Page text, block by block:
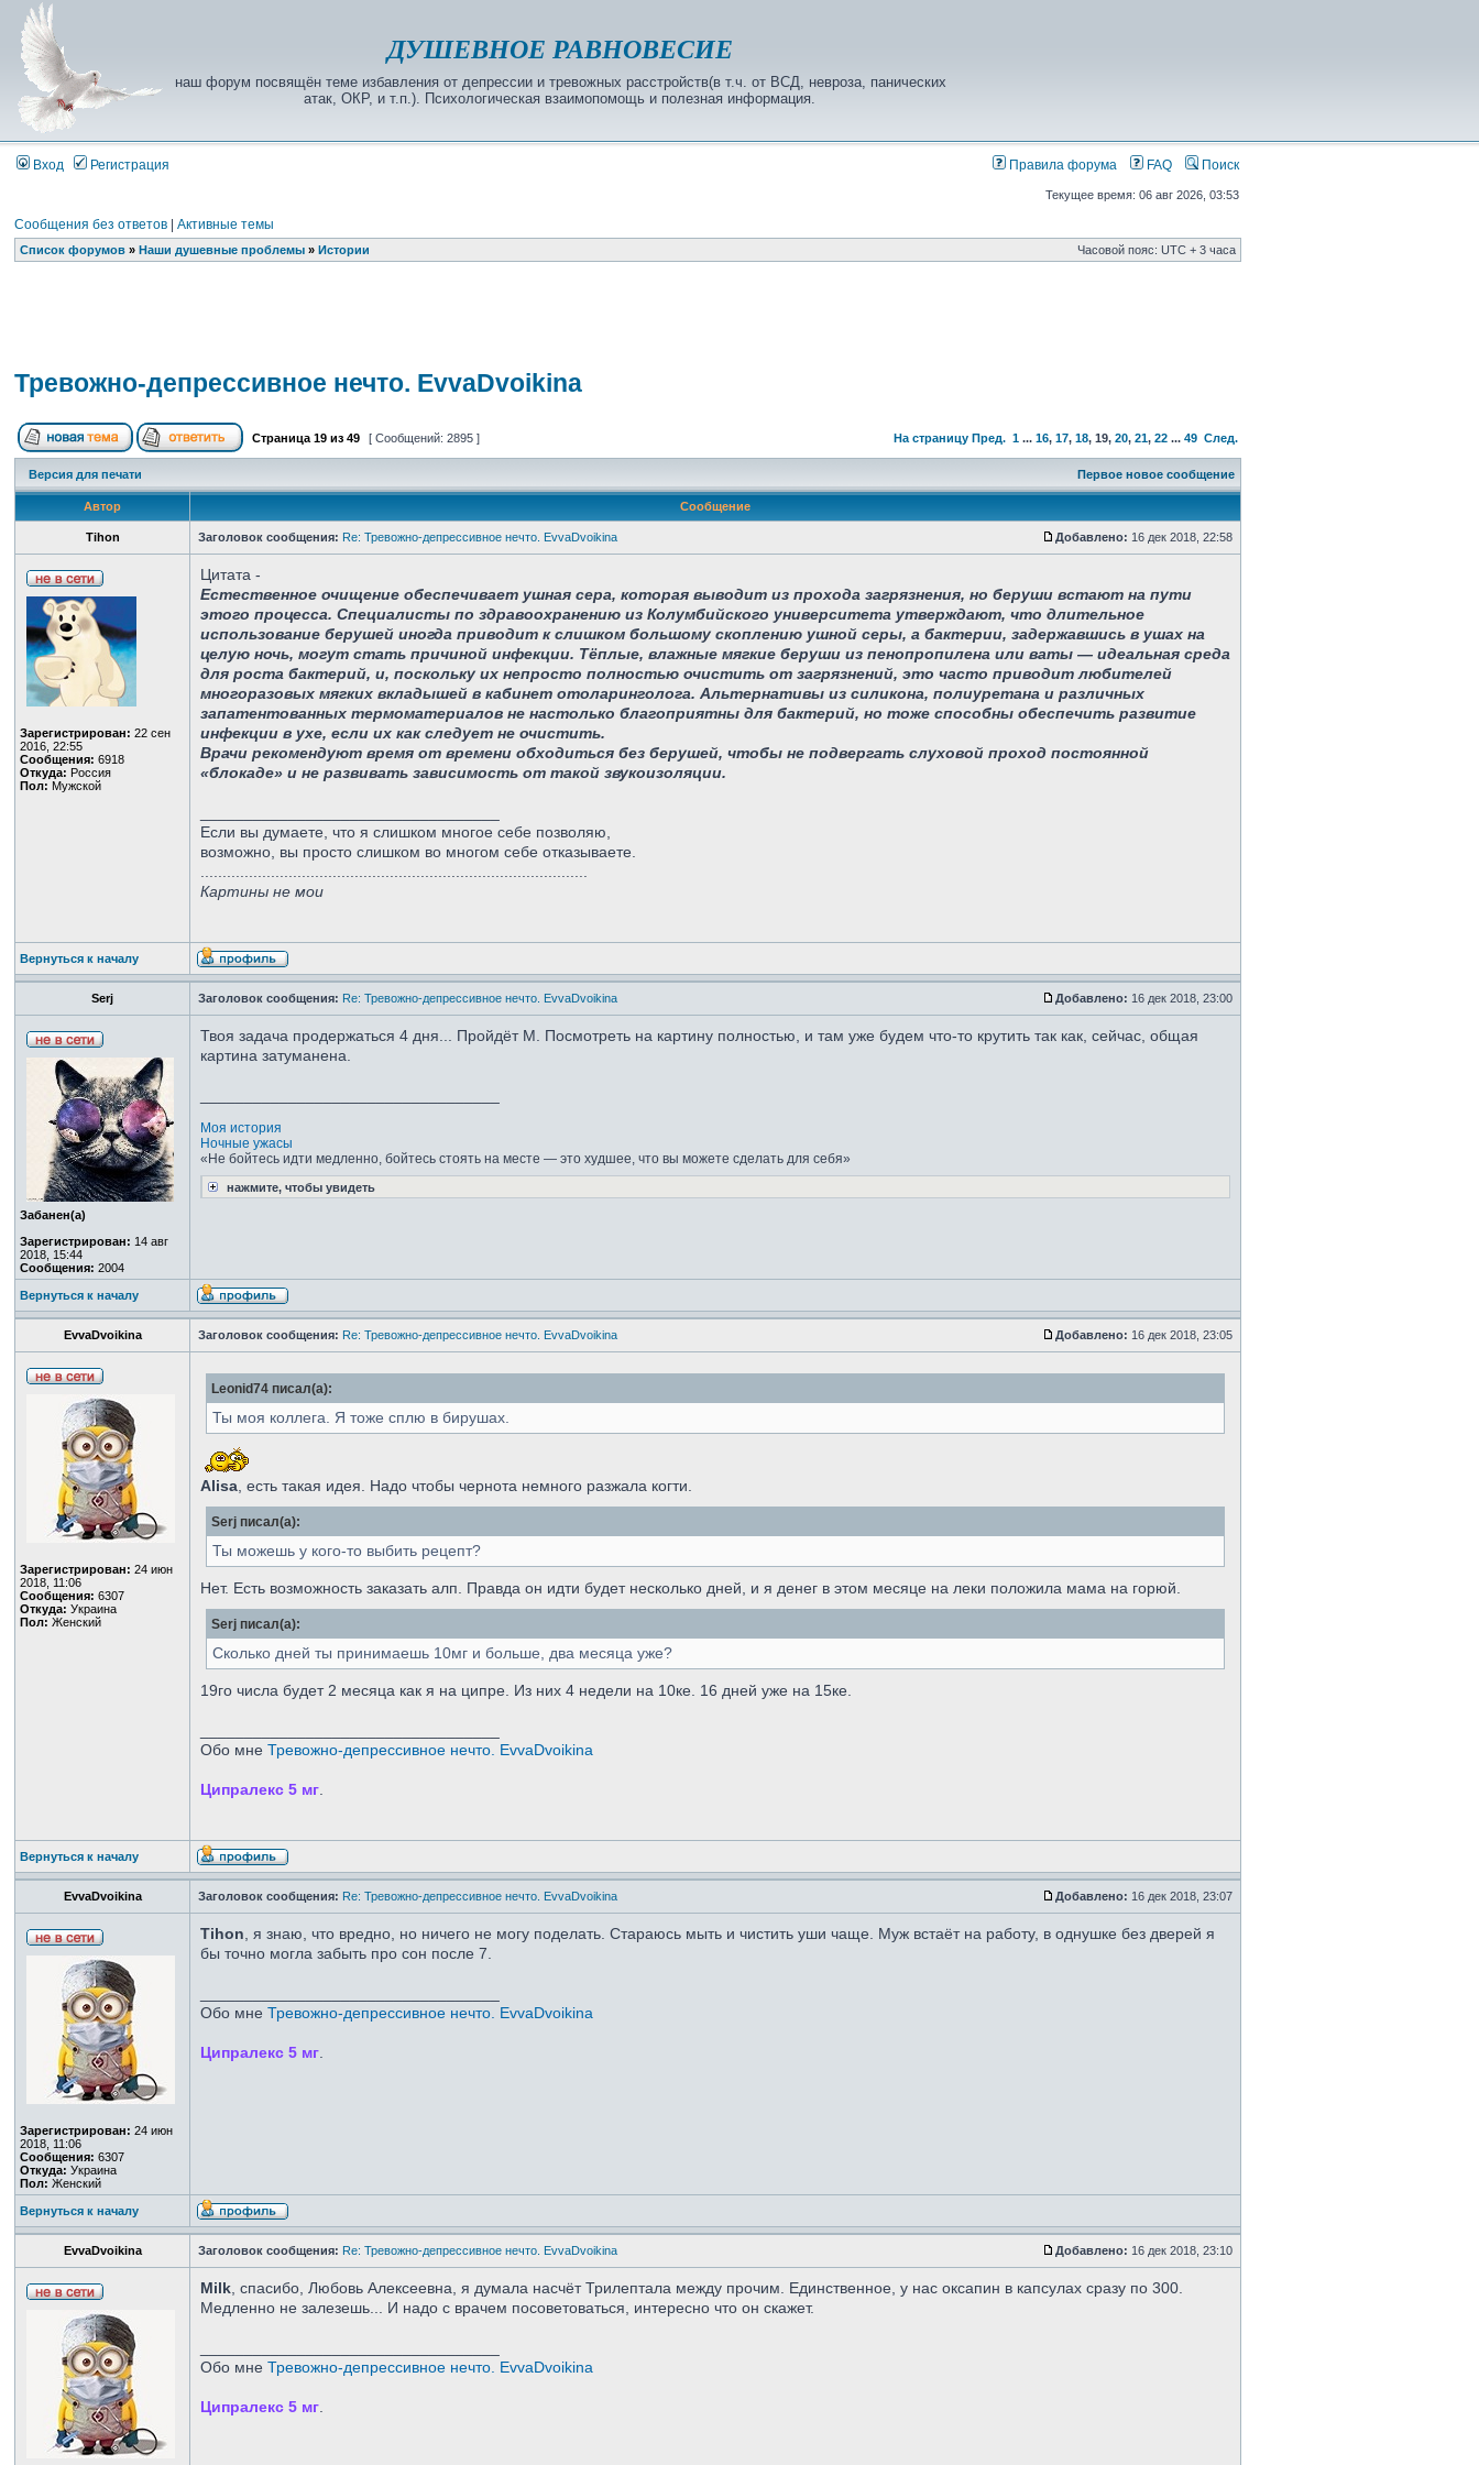
ДУШЕВНОЕ РАВНОВЕСИЕ
наш форум посвящён теме избавления от депрессии и тревожных расстройств(в т.ч. от ВСД, невроза, панических
атак, ОКР, и т.п.). Психологическая взаимопомощь и полезная информация.
Вход Регистрация Правила форума FAQ Поиск
Текущее время: 06 авг 2026, 03:53
Сообщения без ответов |Активные темы
Список форумов »Наши душевные проблемы »Истории Часовой пояс: UTC + 3 часа
Тревожно-депрессивное нечто. EvvaDvoikina
Страница19 из49 [ Сообщений: 2895 ] На страницу Пред. 1 ...16,17,18,19,20,21,22 ...49 След.
Версия для печати Первое новое сообщение
Автор Сообщение
Tihon Заголовок сообщения: Re: Тревожно-депрессивное нечто. EvvaDvoikina Добавлено: 16 дек 2018, 22:58
Зарегистрирован: 22 сен
2016, 22:55
Сообщения: 6918
Откуда: Россия
Пол: Мужской
Цитата -
Естественное очищение обеспечивает ушная сера, которая выводит из прохода загрязнения, но беруши встают на пути
этого процесса. Специалисты по здравоохранению из Колумбийского университета утверждают, что длительное
использование берушей иногда приводит к слишком большому скоплению ушной серы, а бактерии, задержавшись в ушах на
целую ночь, могут стать причиной инфекции. Тёплые, влажные мягкие беруши из пенопропилена или ваты — идеальная среда
для роста бактерий, и, поскольку их непросто полностью очистить от загрязнений, это часто приводит любителей
многоразовых мягких вкладышей в кабинет отоларинголога. Альтернативы из силикона, полиуретана и различных
запатентованных термоматериалов не настолько благоприятны для бактерий, но тоже способны обеспечить развитие
инфекции в ухе, если их как следует не очистить.
Врачи рекомендуют время от времени обходиться без берушей, чтобы не подвергать слуховой проход постоянной
«блокаде» и не развивать зависимость от такой звукоизоляции.
Если вы думаете, что я слишком многое себе позволяю,
возможно, вы просто слишком во многом себе отказываете.
Картины не мои
Вернуться к началу
Serj Заголовок сообщения: Re: Тревожно-депрессивное нечто. EvvaDvoikina Добавлено: 16 дек 2018, 23:00
Забанен(а)
Зарегистрирован: 14 авг
2018, 15:44
Сообщения: 2004
Твоя задача продержаться 4 дня... Пройдёт М. Посмотреть на картину полностью, и там уже будем что-то крутить так как, сейчас, общая
картина затуманена.
Моя история
Ночные ужасы
«Не бойтесь идти медленно, бойтесь стоять на месте — это худшее, что вы можете сделать для себя»
нажмите, чтобы увидеть
Вернуться к началу
EvvaDvoikina Заголовок сообщения: Re: Тревожно-депрессивное нечто. EvvaDvoikina Добавлено: 16 дек 2018, 23:05
Зарегистрирован: 24 июн
2018, 11:06
Сообщения: 6307
Откуда: Украина
Пол: Женский
Leonid74 писал(а):
Ты моя коллега. Я тоже сплю в бирушах.
Alisa , есть такая идея. Надо чтобы чернота немного разжала когти.
Serj писал(а):
Ты можешь у кого-то выбить рецепт?
Нет. Есть возможность заказать алп. Правда он идти будет несколько дней, и я денег в этом месяце на леки положила мама на горюй.
Serj писал(а):
Сколько дней ты принимаешь 10мг и больше, два месяца уже?
19го числа будет 2 месяца как я на ципре. Из них 4 недели на 10ке. 16 дней уже на 15ке.
Обо мнеТревожно-депрессивное нечто. EvvaDvoikina
Ципралекс 5 мг
Вернуться к началу
EvvaDvoikina Заголовок сообщения: Re: Тревожно-депрессивное нечто. EvvaDvoikina Добавлено: 16 дек 2018, 23:07
Зарегистрирован: 24 июн
2018, 11:06
Сообщения: 6307
Откуда: Украина
Пол: Женский
Tihon , я знаю, что вредно, но ничего не могу поделать. Стараюсь мыть и чистить уши чаще. Муж встаёт на работу, в однушке без дверей я
бы точно могла забыть про сон после 7.
Обо мнеТревожно-депрессивное нечто. EvvaDvoikina
Ципралекс 5 мг
Вернуться к началу
EvvaDvoikina Заголовок сообщения: Re: Тревожно-депрессивное нечто. EvvaDvoikina Добавлено: 16 дек 2018, 23:10
Milk , спасибо, Любовь Алексеевна, я думала насчёт Трилептала между прочим. Единственное, у нас оксапин в капсулах сразу по 300.
Медленно не залезешь... И надо с врачем посоветоваться, интересно что он скажет.
Обо мнеТревожно-депрессивное нечто. EvvaDvoikina
Ципралекс 5 мг